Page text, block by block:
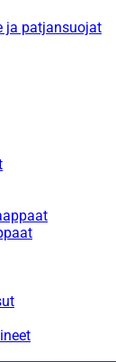
ja patjansuojat